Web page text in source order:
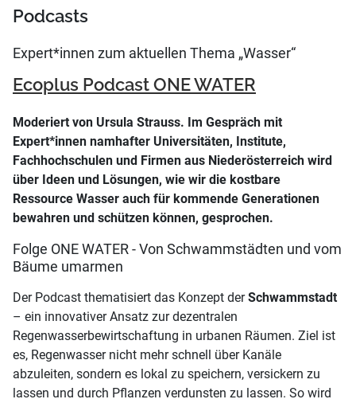
Podcasts
Expert*innen zum aktuellen Thema „Wasser“
Ecoplus Podcast ONE WATER
Moderiert von Ursula Strauss. Im Gespräch mit
Expert*innen namhafter Universitäten, Institute,
Fachhochschulen und Firmen aus Niederösterreich wird
über Ideen und Lösungen, wie wir die kostbare
Ressource Wasser auch für kommende Generationen
bewahren und schützen können, gesprochen.
Folge ONE WATER - Von Schwammstädten und vom
Bäume umarmen
Der Podcast thematisiert das Konzept derSchwammstadt
– ein innovativer Ansatz zur dezentralen
Regenwasserbewirtschaftung in urbanen Räumen. Ziel ist
es, Regenwasser nicht mehr schnell über Kanäle
abzuleiten, sondern es lokal zu speichern, versickern zu
lassen und durch Pflanzen verdunsten zu lassen. So wird